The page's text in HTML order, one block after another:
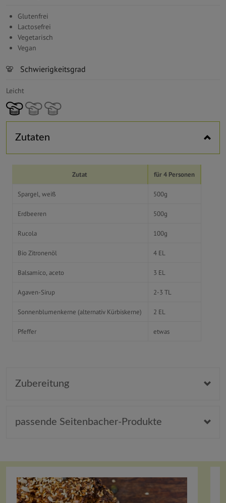
Glutenfrei
Lactosefrei
Vegetarisch
Vegan
Schwierigkeitsgrad
Leicht
Zutaten
Zutat für 4 Personen
Spargel, weiß 500g
Erdbeeren 500g
Rucola 100g
Bio Zitronenöl 4 EL
Balsamico, aceto 3 EL
Agaven-Sirup 2-3 TL
Sonnenblumenkerne (alternativ Kürbiskerne) 2 EL
Pfeffer etwas
Zubereitung
passende Seitenbacher-Produkte